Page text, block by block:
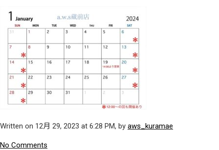
Written on 12月 29, 2023 at 6:28 PM, by aws_kuramae
No Comments